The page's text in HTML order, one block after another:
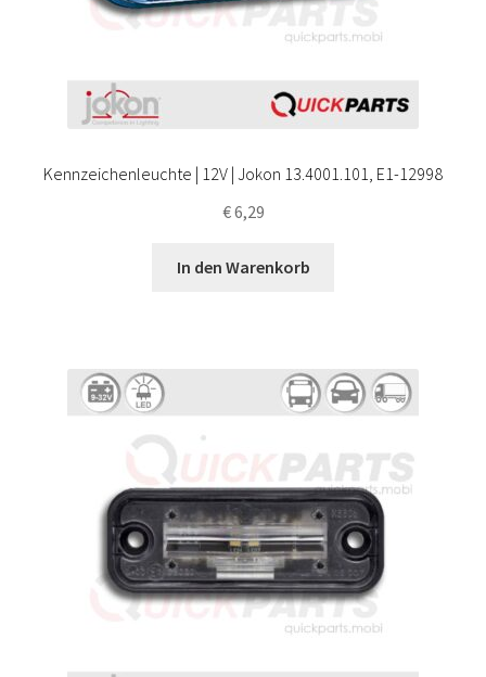
Kennzeichenleuchte | 12V | Jokon 13.4001.101, E1-12998
€6,29
In den Warenkorb